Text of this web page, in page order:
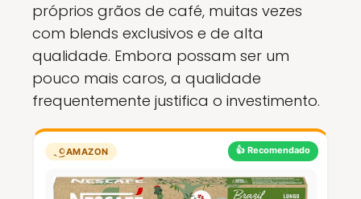
próprios grãos de café, muitas vezes
com blends exclusivos e de alta
qualidade. Embora possam ser um
pouco mais caros, a qualidade
frequentemente justifica o investimento.
👍 Recomendado
AMAZON